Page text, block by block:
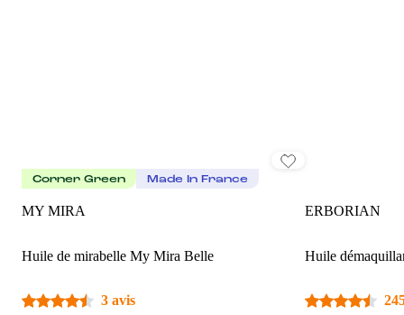
Corner Green Made In France
MY MIRA
Huile de mirabelle My Mira Belle
3 avis
ERBORIAN
Huile